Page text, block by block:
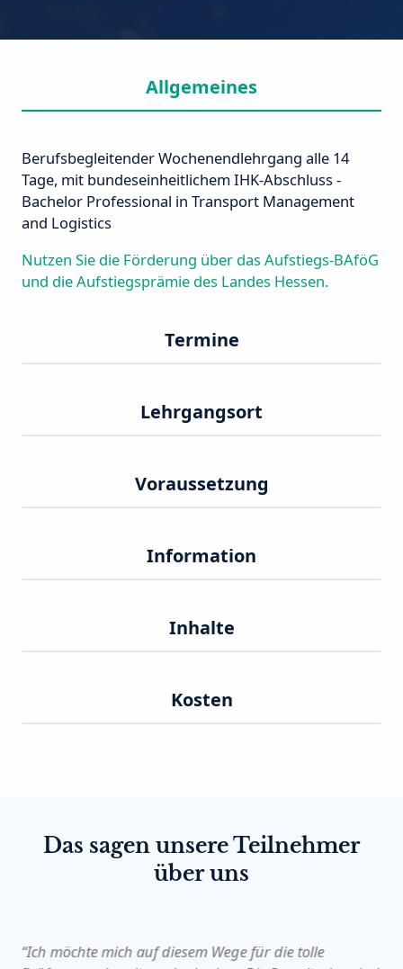
Allgemeines
Berufsbegleitender Wochenendlehrgang alle 14
Tage, mit bundeseinheitlichem IHK-Abschluss -
Bachelor Professional in Transport Management
and Logistics
Nutzen Sie die Förderung über das Aufstiegs-BAföG
und die Aufstiegsprämie des Landes Hessen.
Termine
Lehrgangsort
Voraussetzung
Information
Inhalte
Kosten
Das sagen unsere Teilnehmer
über uns
“Ich möchte mich auf diesem Wege für die tolle